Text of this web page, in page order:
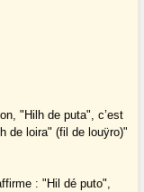
"Hilh de puta", c’est
de loira" (fil de louÿro)"
: "Hil dé puto",